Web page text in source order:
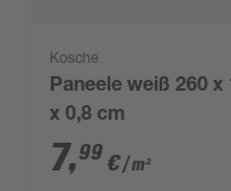
Kosche
Paneele weiß 260 x 15
x 0,8 cm
7,99 €/ m²